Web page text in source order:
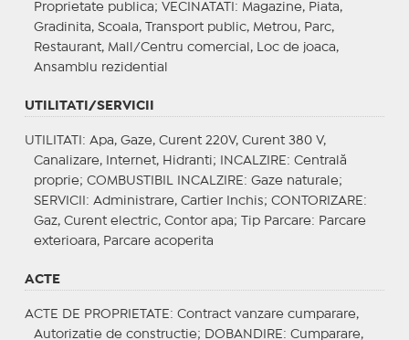
Proprietate publica; VECINATATI : Magazine, Piata,
Gradinita, Scoala, Transport public, Metrou, Parc,
Restaurant, Mall/Centru comercial, Loc de joaca,
Ansamblu rezidential
UTILITATI/SERVICII
UTILITATI : Apa, Gaze, Curent 220V, Curent 380 V,
Canalizare, Internet, Hidranti;
INCALZIRE : Centrală
proprie; COMBUSTIBIL INCALZIRE : Gaze naturale;
SERVICII : Administrare, Cartier Inchis; CONTORIZARE :
Gaz, Curent electric, Contor apa;
Tip Parcare: Parcare
exterioara, Parcare acoperita
ACTE
ACTE DE PROPRIETATE : Contract vanzare cumparare,
Autorizatie de constructie;
DOBANDIRE : Cumparare,